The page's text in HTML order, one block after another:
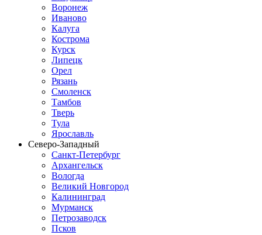
Воронеж
Иваново
Калуга
Кострома
Курск
Липецк
Орел
Рязань
Смоленск
Тамбов
Тверь
Тула
Ярославль
Северо-Западный
Санкт-Петербург
Архангельск
Вологда
Великий Новгород
Калининград
Мурманск
Петрозаводск
Псков